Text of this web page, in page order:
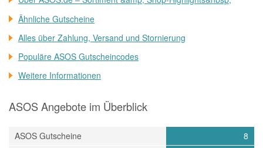
Ähnliche Gutscheine
Alles über Zahlung, Versand und Stornierung
Populäre ASOS Gutscheincodes
Weitere Informationen
ASOS Angebote im Überblick
ASOS Gutscheine
8